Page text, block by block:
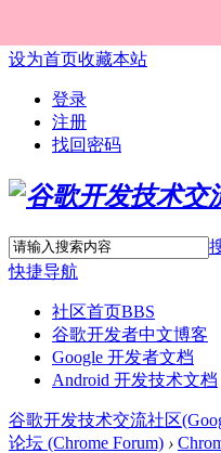
设为首页收藏本站
登录
注册
找回密码
快捷导航
社区首页BBS
谷歌开发者中文博客
Google 开发者文档
Android 开发技术文档
谷歌开发技术交流社区
论坛 (Chrome Forum) ›